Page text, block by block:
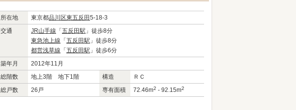
所在地 東京都品川区東五反田5-18-3
交通
JR山手線 「 五反田駅 」徒歩8分
東急池上線 「 五反田駅 」徒歩8分
都営浅草線 「 五反田駅 」徒歩6分
築年月
2012年11月
総階数
地上3階 地下1階 構造
ＲＣ
総戸数
26戸 専有面積 72.46m2 - 92.15m2